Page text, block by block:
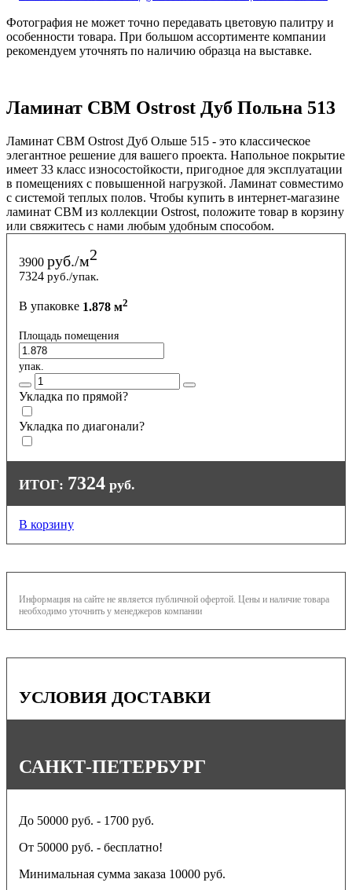
Фотография не может точно передавать цветовую палитру и
особенности товара. При большом ассортименте компании
рекомендуем уточнять по наличию образца на выставке.
Ламинат CBM Ostrost Дуб Польна 513
Ламинат CBM Ostrost Дуб Ольше 515 - это классическое
элегантное решение для вашего проекта. Напольное покрытие
имеет 33 класс износостойкости, пригодное для эксплуатации
в помещениях с повышенной нагрузкой. Ламинат совместимо
с системой теплых полов. Чтобы купить в интернет-магазине
ламинат CBM из коллекции Ostrost, положите товар в корзину
или свяжитесь с нами любым удобным способом.
3900 руб./м2
7324 руб./упак.
В упаковке 1.878 м2
Площадь помещения
упак.
Укладка по прямой?
Укладка по диагонали?
ИТОГ: 7324 руб.
В корзину
Информация на сайте не является публичной офертой. Цены и наличие товара
необходимо уточнить у менеджеров компании
УСЛОВИЯ ДОСТАВКИ
САНКТ-ПЕТЕРБУРГ
До 50000 руб. - 1700 руб.
От 50000 руб. - бесплатно!
Минимальная сумма заказа 10000 руб.